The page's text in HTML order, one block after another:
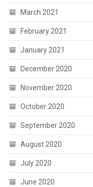
March 2021
February 2021
January 2021
December 2020
November 2020
October 2020
September 2020
August 2020
July 2020
June 2020